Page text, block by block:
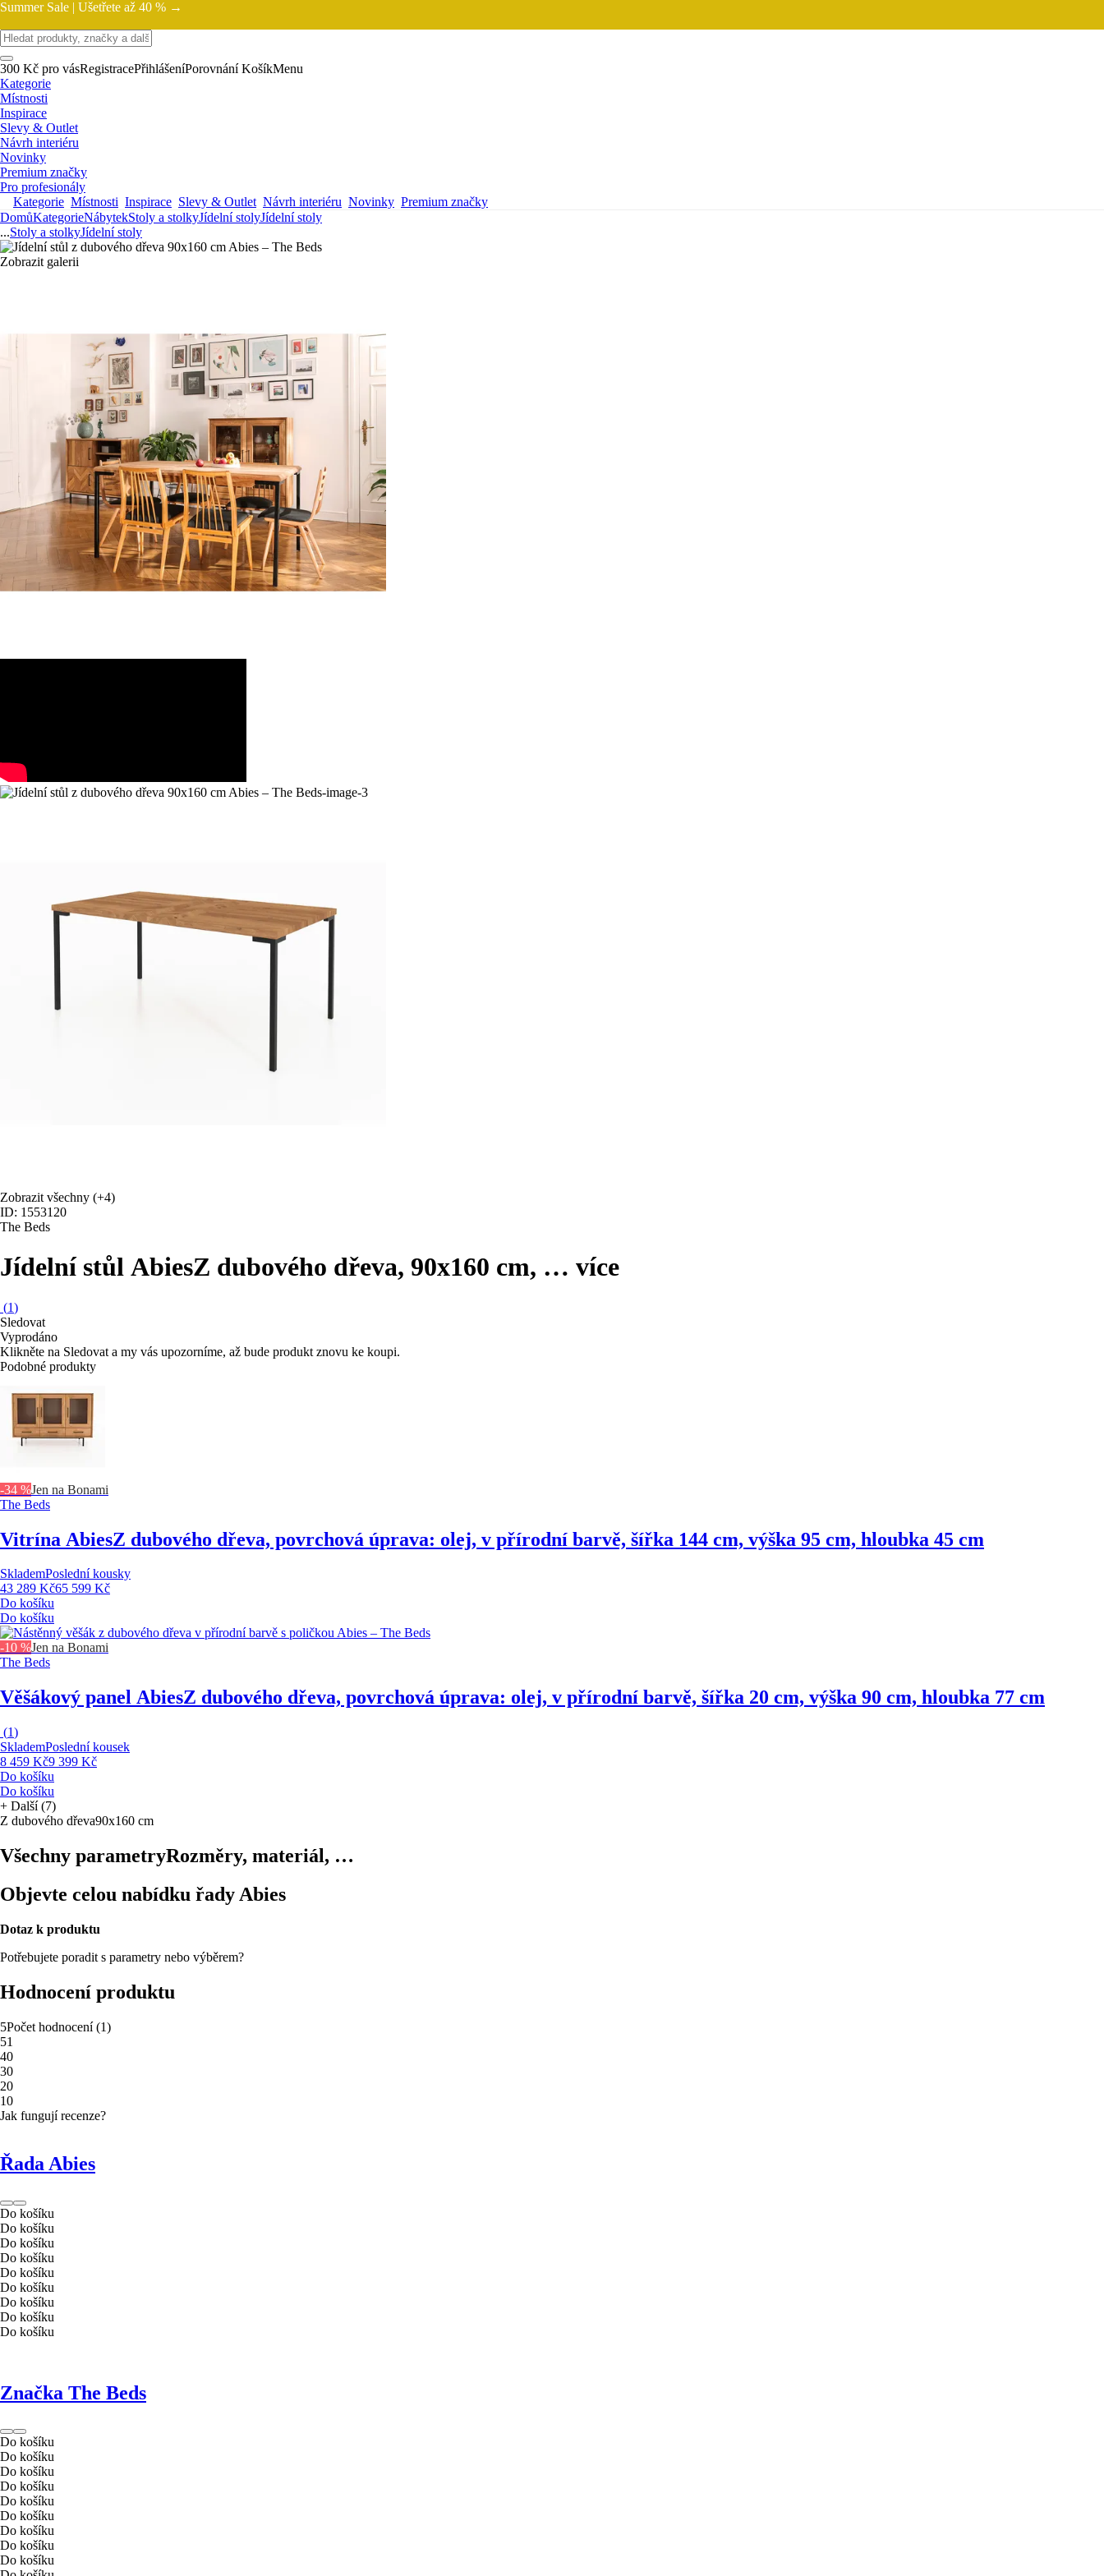
Summer Sale | Ušetřete až 40 % →
300 Kč pro vásRegistracePřihlášeníPorovnání KošíkMenu
Kategorie
Místnosti
Inspirace
Slevy & Outlet
Návrh interiéru
Novinky
Premium značky
Pro profesionály
Kategorie Místnosti Inspirace Slevy & Outlet Návrh interiéru Novinky Premium značky
DomůKategorieNábytekStoly a stolkyJídelní stolyJídelní stoly
...Stoly a stolkyJídelní stoly
Zobrazit galerii
Zobrazit všechny (+4)
ID: 1553120
The Beds
Jídelní stůl AbiesZ dubového dřeva, 90x160 cm, … více
(1)
Sledovat
Vyprodáno
Klikněte na Sledovat a my vás upozorníme, až bude produkt znovu ke koupi.
Podobné produkty
-34 %Jen na Bonami
The Beds
Vitrína AbiesZ dubového dřeva, povrchová úprava: olej, v přírodní barvě, šířka 144 cm, výška 95 cm, hloubka 45 cm
SklademPoslední kousky
43 289 Kč65 599 Kč
Do košíku
Do košíku
-10 %Jen na Bonami
The Beds
Věšákový panel AbiesZ dubového dřeva, povrchová úprava: olej, v přírodní barvě, šířka 20 cm, výška 90 cm, hloubka 77 cm
(1)
SklademPoslední kousek
8 459 Kč9 399 Kč
Do košíku
Do košíku
+ Další (7)
Z dubového dřeva90x160 cm
Všechny parametryRozměry, materiál, …
Objevte celou nabídku řady Abies
Dotaz k produktu
Potřebujete poradit s parametry nebo výběrem?
Hodnocení produktu
5Počet hodnocení(1)
51
40
30
20
10
Jak fungují recenze?
Řada Abies
Do košíku
Do košíku
Do košíku
Do košíku
Do košíku
Do košíku
Do košíku
Do košíku
Do košíku
Značka The Beds
Do košíku
Do košíku
Do košíku
Do košíku
Do košíku
Do košíku
Do košíku
Do košíku
Do košíku